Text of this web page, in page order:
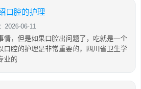
口腔的护理
2026-06-11
情，但是如果口腔出问题了，吃就是一个
口腔的护理是非常重要的，四川省卫生学
业的